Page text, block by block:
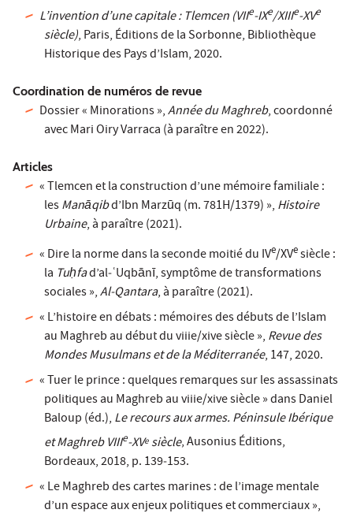
L’invention d’une capitale : Tlemcen (VIIe-IXe/XIIIe‑XVe
siècle), Paris, Éditions de la Sorbonne, Bibliothèque
Historique des Pays d’Islam, 2020.
Coordination de numéros de revue
Dossier « Minorations »,Année du Maghreb, coordonné
avec Mari Oiry Varraca (à paraître en 2022).
Articles
« Tlemcen et la construction d’une mémoire familiale :
lesManāqibd’Ibn Marzūq (m. 781H/1379) », Histoire
Urbaine, à paraître (2021).
« Dire la norme dans la seconde moitié du IVe/XVesiècle :
la Tuḥfad’al­‑ʿUqbānī, symptôme de transformations
sociales »,Al‑Qantara, à paraître (2021).
« L’histoire en débats : mémoires des débuts de l’Islam
au Maghreb au début du viiie/xive siècle », Revue des
Mondes Musulmans et de la Méditerranée, 147, 2020.
« Tuer le prince : quelques remarques sur les assassinats
politiques au Maghreb au viiie/xive siècle » dans Daniel
Baloup (éd.), Le recours aux armes. Péninsule Ibérique
et Maghreb VIIIe‑XVe siècle, Ausonius Éditions,
Bordeaux, 2018, p. 139­‑153.
« Le Maghreb des cartes marines : de l’image mentale
d’un espace aux enjeux politiques et commerciaux »,